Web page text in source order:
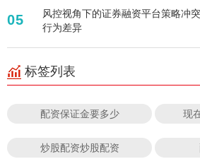
05
风控视角下的证券融资平台策略冲
行为差异
标签列表
配资保证金要多少 现
炒股配资炒股配资